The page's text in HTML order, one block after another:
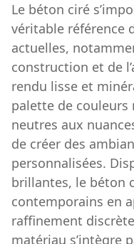
Le béton ciré
véritable référence
actuelles,
construction et de
rendu lisse et
palette de couleurs
neutres aux
de créer des
personnalisées.
brillantes, le béton
contemporains en
raffinement
matériau s’intègre